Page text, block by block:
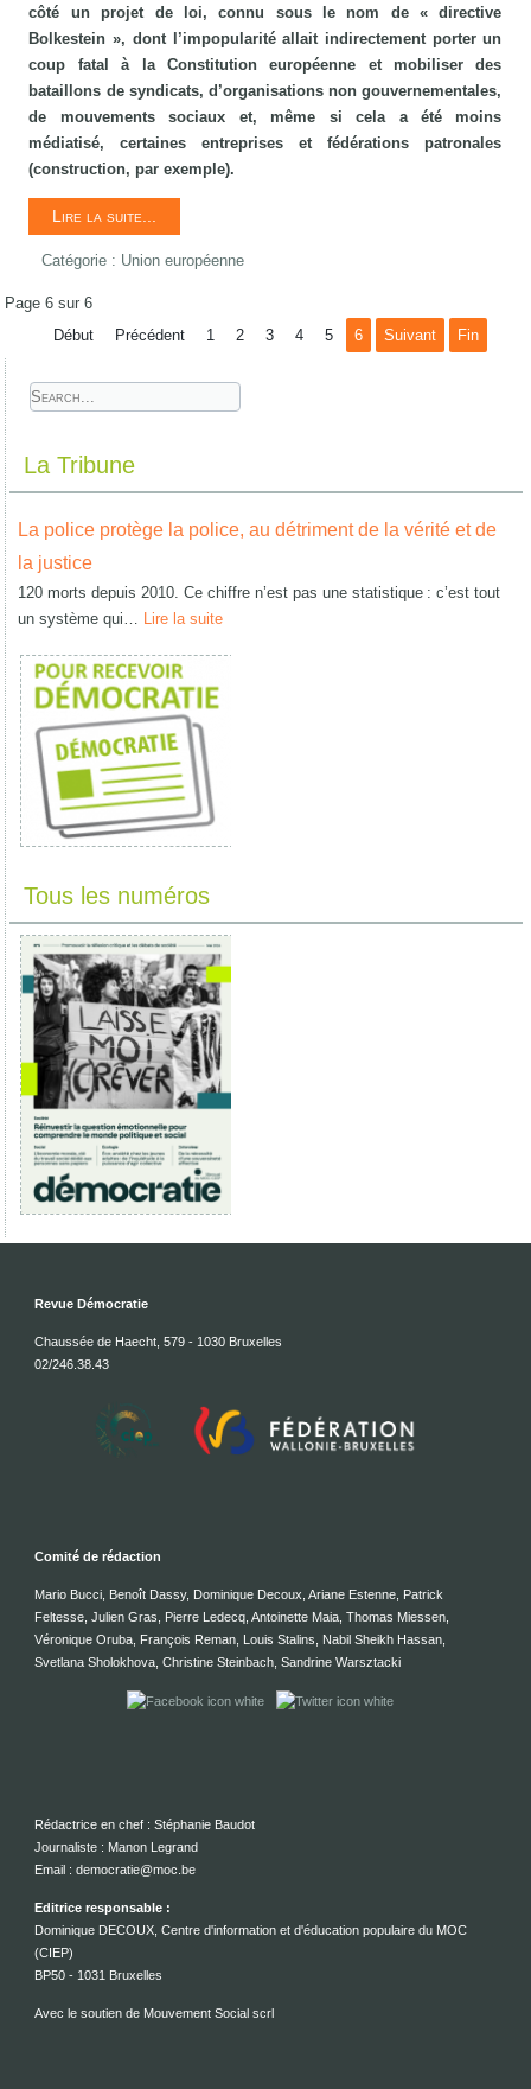
côté un projet de loi, connu sous le nom de « directive
Bolkestein », dont l’impopularité allait indirectement porter un
coup fatal à la Constitution européenne et mobiliser des
bataillons de syndicats, d’organisations non gouvernementales,
de mouvements sociaux et, même si cela a été moins
médiatisé, certaines entreprises et fédérations patronales
(construction, par exemple).
Lire la suite...
Catégorie : Union européenne
Page 6 sur 6
Début
Précédent 1 2 3 4 5 6 Suivant Fin
La Tribune
La police protège la police, au détriment de la vérité et de
la justice
120 morts depuis 2010. Ce chiffre n’est pas une statistique : c’est tout
un système qui… Lire la suite
Tous les numéros
Revue Démocratie
Chaussée de Haecht, 579 - 1030 Bruxelles
02/246.38.43
Comité de rédaction
Mario Bucci, Benoît Dassy, Dominique Decoux, Ariane Estenne, Patrick
Feltesse, Julien Gras, Pierre Ledecq, Antoinette Maia, Thomas Miessen,
Véronique Oruba, François Reman, Louis Stalins, Nabil Sheikh Hassan,
Svetlana Sholokhova, Christine Steinbach, Sandrine Warsztacki
Rédactrice en chef : Stéphanie Baudot
Journaliste : Manon Legrand
Email : democratie@moc.be
Editrice responsable :
Dominique DECOUX, Centre d'information et d'éducation populaire du MOC
(CIEP)
BP50 - 1031 Bruxelles
Avec le soutien de Mouvement Social scrl